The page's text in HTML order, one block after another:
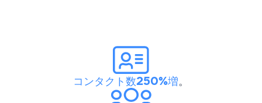
コンタクト数250%増。